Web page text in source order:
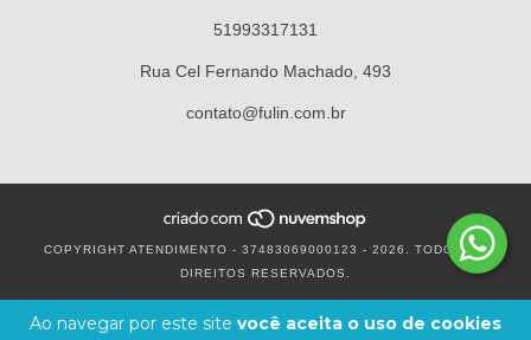
Ao navegar por este site você aceita o uso de cookies
51993317131
Rua Cel Fernando Machado, 493
contato@fulin.com.br
COPYRIGHT ATENDIMENTO - 37483069000123 - 2026. TODOS OS
DIREITOS RESERVADOS.